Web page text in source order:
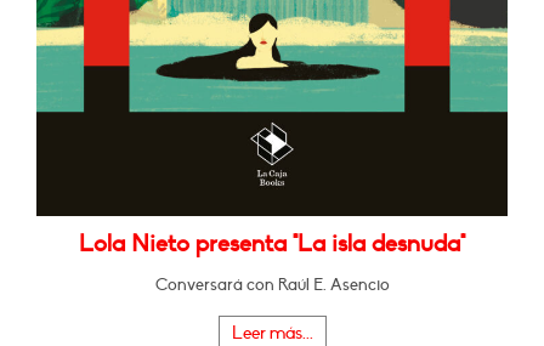
Lola Nieto presenta "La isla desnuda"
Conversará con Raúl E. Asencio
Leer más...